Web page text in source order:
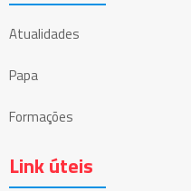
Atualidades
Papa
Formações
Link úteis